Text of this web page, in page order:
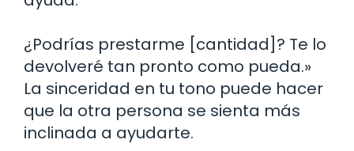
¿Podrías prestarme [cantidad]? Te lo
devolveré tan pronto como pueda.»
La sinceridad en tu tono puede hacer
que la otra persona se sienta más
inclinada a ayudarte.